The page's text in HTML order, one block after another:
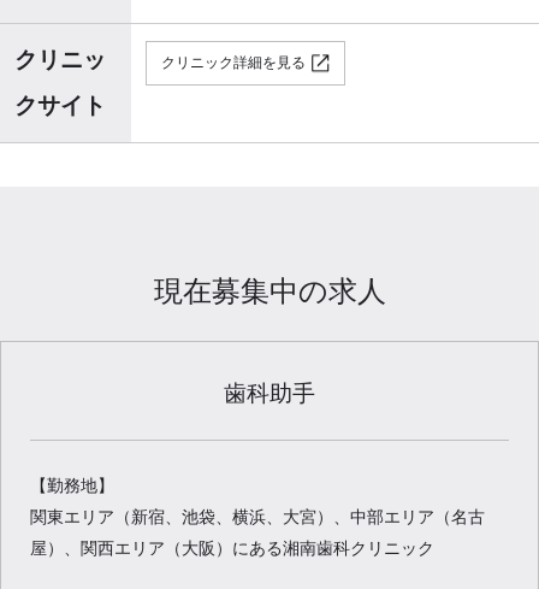
クリニッ
クサイト
クリニック詳細を見る
現在募集中の求人
歯科助手
【勤務地】
関東エリア（新宿、池袋、横浜、大宮）、中部エリア（名古
屋）、関西エリア（大阪）にある湘南歯科クリニック